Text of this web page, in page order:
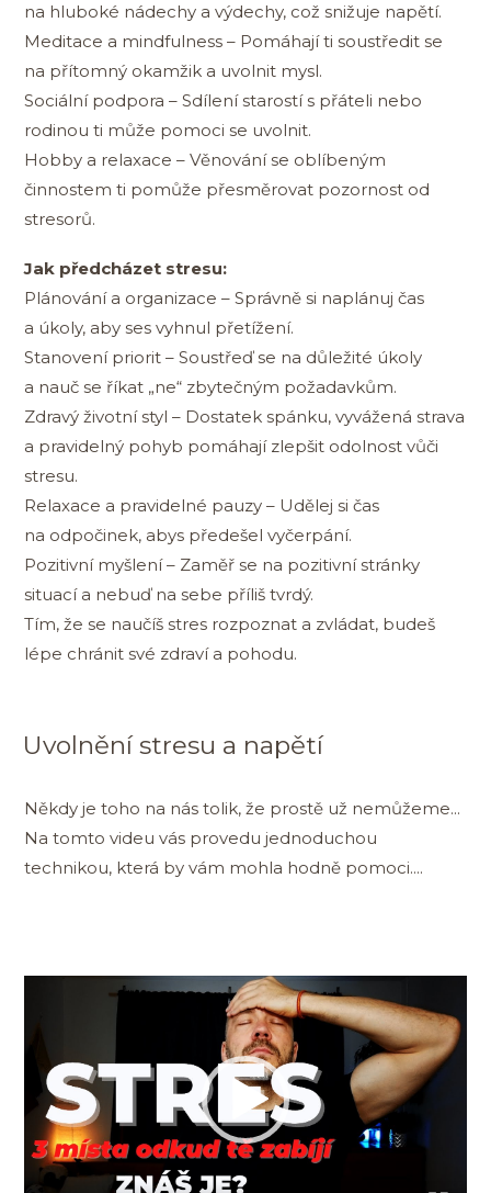
na hluboké nádechy a výdechy, což snižuje napětí.
Meditace a mindfulness – Pomáhají ti soustředit se
na přítomný okamžik a uvolnit mysl.
Sociální podpora – Sdílení starostí s přáteli nebo
rodinou ti může pomoci se uvolnit.
Hobby a relaxace – Věnování se oblíbeným
činnostem ti pomůže přesměrovat pozornost od
stresorů.
Jak předcházet stresu:
Plánování a organizace – Správně si naplánuj čas
a úkoly, aby ses vyhnul přetížení.
Stanovení priorit – Soustřeď se na důležité úkoly
a nauč se říkat „ne“ zbytečným požadavkům.
Zdravý životní styl – Dostatek spánku, vyvážená strava
a pravidelný pohyb pomáhají zlepšit odolnost vůči
stresu.
Relaxace a pravidelné pauzy – Udělej si čas
na odpočinek, abys předešel vyčerpání.
Pozitivní myšlení – Zaměř se na pozitivní stránky
situací a nebuď na sebe příliš tvrdý.
Tím, že se naučíš stres rozpoznat a zvládat, budeš
lépe chránit své zdraví a pohodu.
Uvolnění stresu a napětí
Někdy je toho na nás tolik, že prostě už nemůžeme...
Na tomto videu vás provedu jednoduchou
technikou, která by vám mohla hodně pomoci....